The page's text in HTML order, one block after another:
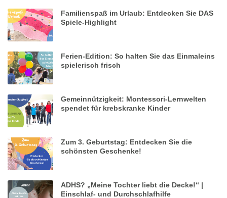
Familienspaß im Urlaub: Entdecken Sie DAS
Spiele-Highlight
Ferien-Edition: So halten Sie das Einmaleins
spielerisch frisch
Gemeinnützigkeit: Montessori-Lernwelten
spendet für krebskranke Kinder
Zum 3. Geburtstag: Entdecken Sie die
schönsten Geschenke!
ADHS? „Meine Tochter liebt die Decke!“ |
Einschlaf- und Durchschlafhilfe